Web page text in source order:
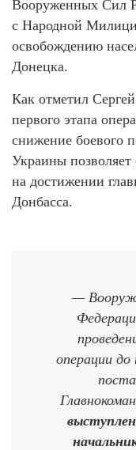
Вооруженных Сил
с Народной
освобождению
Донецка.
Как отметил
первого этапа
снижение боевого
Украины позволяет
на достижении
Донбасса.
—
операции до